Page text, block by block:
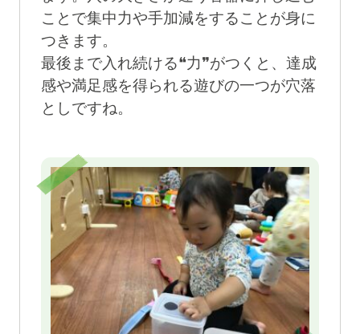
ことで集中力や手加減をすることが身に
つきます。
最後まで入れ続ける❝力❞がつくと、達成
感や満足感を得られる遊びの一つが穴落
としですね。